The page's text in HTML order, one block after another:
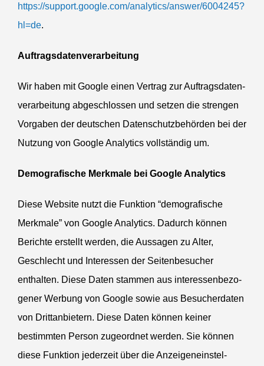
https://support.google.com/analytics/answer/6004245?
hl=de.
Auftrags­da­ten­ver­ar­beitung
Wir haben mit Google einen Vertrag zur Auftrags­da­ten­
ver­ar­beitung abgeschlossen und setzen die strengen
Vorgaben der deutschen Daten­schutz­be­hörden bei der
Nutzung von Google Analytics vollständig um.
Demogra­fische Merkmale bei Google Analytics
Diese Website nutzt die Funktion “demogra­fische
Merkmale” von Google Analytics. Dadurch können
Berichte erstellt werden, die Aussagen zu Alter,
Geschlecht und Inter­essen der Seiten­be­sucher
enthalten. Diese Daten stammen aus inter­es­sen­be­zo­
gener Werbung von Google sowie aus Besucher­daten
von Dritt­an­bietern. Diese Daten können keiner
bestimmten Person zugeordnet werden. Sie können
diese Funktion jederzeit über die Anzei­gen­ein­stel­